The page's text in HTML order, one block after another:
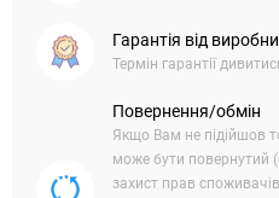
Гарантія від
Термін гарантії
Повернення/обмін
Якщо Вам не підійшов
може бути повернутий
захист прав